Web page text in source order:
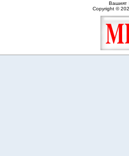
Вашият
Copyright ©